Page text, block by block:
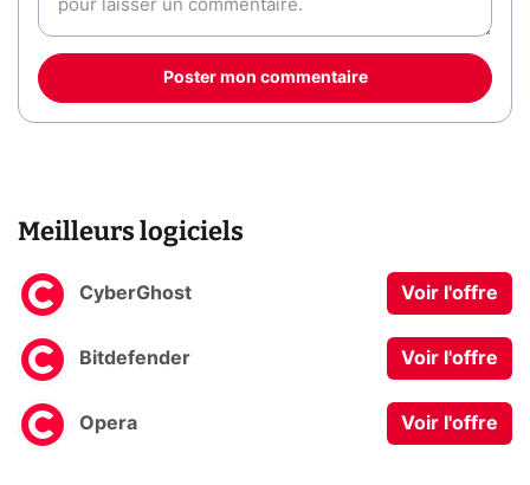
Poster mon commentaire
Meilleurs logiciels
CyberGhost Voir l'offre
Bitdefender Voir l'offre
Opera Voir l'offre